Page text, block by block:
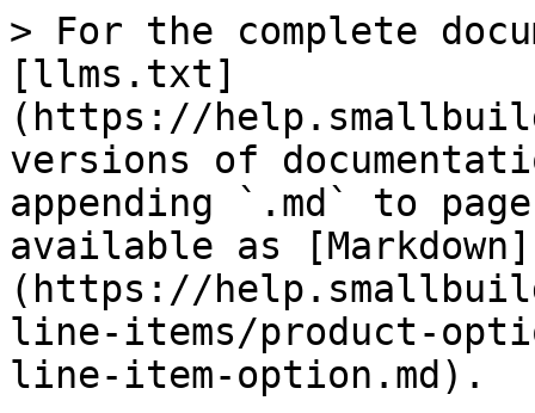
> For the complete
[llms.txt]
(https://
versions of
appending `.md` to
available as [Markdown]
(https://
line-items/product-
line-item-option.md).